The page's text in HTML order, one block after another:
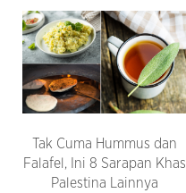
Tak Cuma Hummus dan
Falafel, Ini 8 Sarapan Khas
Palestina Lainnya